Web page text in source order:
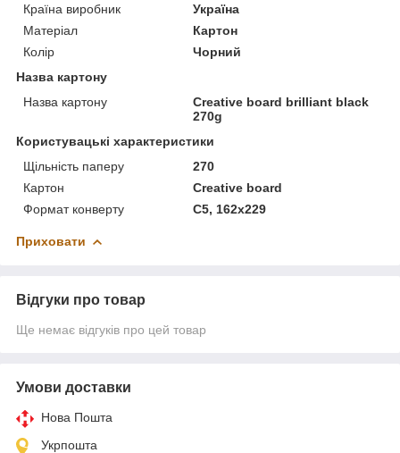
Країна виробник
Україна
Матеріал
Картон
Колір
Чорний
Назва картону
Назва картону
Creative board brilliant black
270g
Користувацькі характеристики
Щільність паперу
270
Картон
Creative board
Формат конверту
C5, 162x229
Приховати
Відгуки про товар
Ще немає відгуків про цей товар
Умови доставки
Нова Пошта
Укрпошта